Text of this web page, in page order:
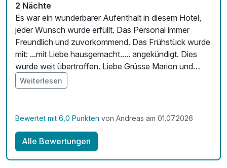
Mit Hotelbar
2 Nächte
Es war ein wunderbarer Aufenthalt in diesem Hotel,
jeder Wunsch wurde erfüllt. Das Personal immer
Freundlich und zuvorkommend. Das Frühstück wurde
mit: ...mit Liebe hausgemacht..... angekündigt. Dies
wurde weit übertroffen. Liebe Grüsse Marion und
Andreas Zehler
Weiterlesen
Bewertet mit 6,0 Punkten von Andreas am 01.07.2026
Alle Bewertungen